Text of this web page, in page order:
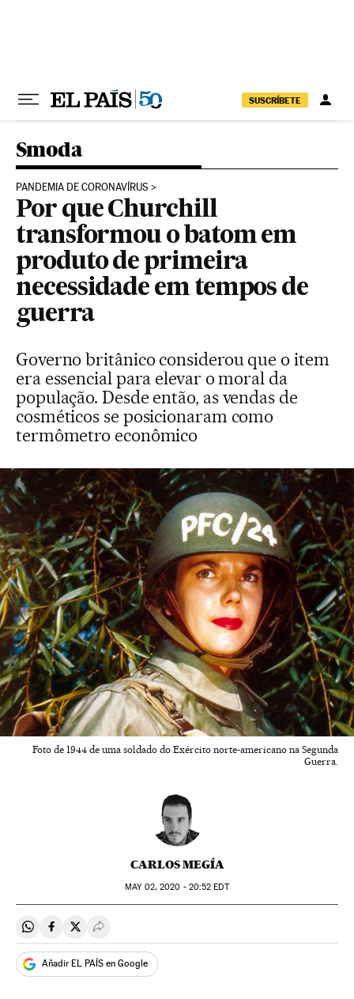
SUSCRÍBETE
Smoda
PANDEMIA DE CORONAVÍRUS
Por que Churchill
transformou o batom em
produto de primeira
necessidade em tempos de
guerra
Governo britânico considerou que o item
era essencial para elevar o moral da
população. Desde então, as vendas de
cosméticos se posicionaram como
termômetro econômico
Foto de 1944 de uma soldado do Exército norte-americano na Segunda
Guerra.
CARLOS MEGÍA
MAY02, 2020 - 20:52 EDT
Compartir en Whatsapp
Compartir en Facebook
Compartir en Twitter
Desplegar Redes Sociales
Añadir EL PAÍS en Google